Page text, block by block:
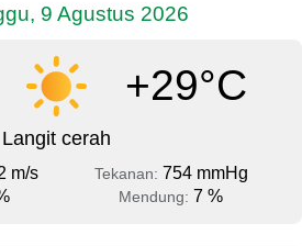
9 Agustus 2026
+29°C
Langit cerah
m/s Tekanan: 754 mmHg
Mendung: 7 %